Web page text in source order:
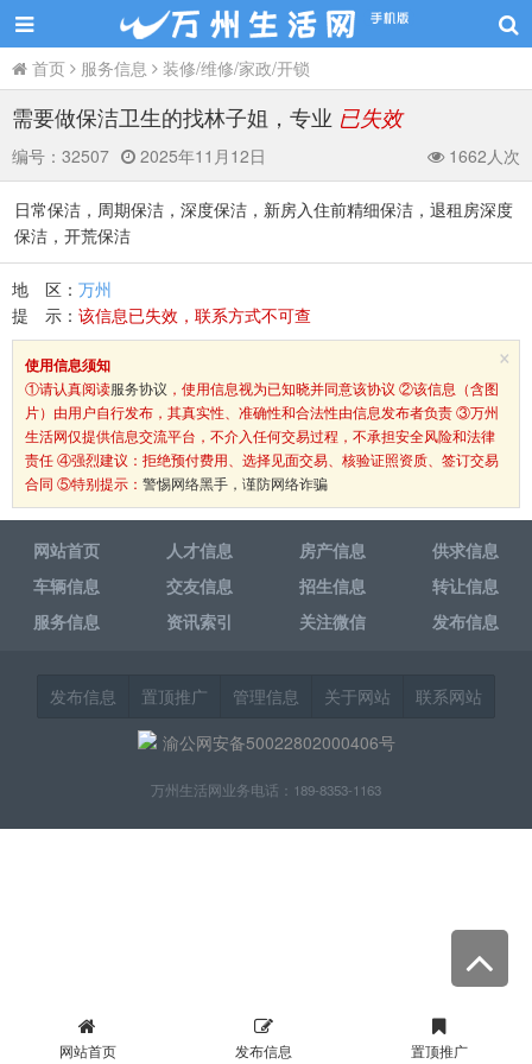
首页 服务信息 装修/维修/家政/开锁
需要做保洁卫生的找林子姐，专业 已失效
编号： 32507 2025年11月12日 1662人次
日常保洁，周期保洁，深度保洁，新房入住前精细保洁，退租房深度
保洁，开荒保洁
地 区： 万州
提 示： 该信息已失效，联系方式不可查
×
使用信息须知
①请认真阅读服务协议 ，使用信息视为已知晓并同意该协议 ②该信息（含图
片）由用户自行发布，其真实性、准确性和合法性由信息发布者负责 ③万州
生活网仅提供信息交流平台，不介入任何交易过程，不承担安全风险和法律
责任 ④强烈建议：拒绝预付费用、选择见面交易、核验证照资质、签订交易
合同 ⑤特别提示： 警惕网络黑手，谨防网络诈骗
网站首页 人才信息 房产信息
供求信息
车辆信息
交友信息 招生信息
转让信息
服务信息
资讯索引 关注微信 发布信息
发布信息 置顶推广 管理信息 关于网站
联系网站
渝公网安备50022802000406号
万州生活网业务电话：189-8353-1163
网站首页 发布信息 置顶推广